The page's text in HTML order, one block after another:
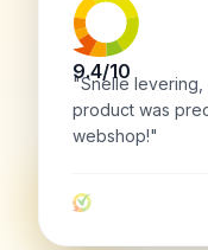
9.4/10
"Snelle
product was
webshop!"